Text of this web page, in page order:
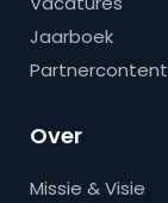
Jaarboek
Partnercontent
Over
Missie & Visie